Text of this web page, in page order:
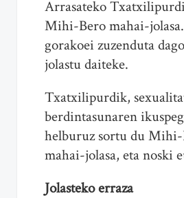
Arrasateko
Mihi-Bero mahai-
gorakoei zuzenduta
jolastu daiteke.
Txatxilipurdik,
berdintasunaren
helburuz sortu du Mihi-
mahai-jolasa, eta noski
Jolasteko erraza